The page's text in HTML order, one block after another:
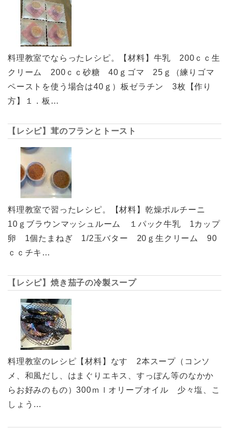
料理教室でならったレシピ。【材料】牛乳 200ｃｃ生
クリーム 200ｃｃ砂糖 40ｇゴマ 25ｇ（練りゴマ
ペーストを使う場合は40ｇ）板ゼラチン 3枚【作り
方】１．板…
【レシピ】茸のフランとトースト
料理教室で習ったレシピ。【材料】乾燥ポルチーニ
10ｇブラウンマッシュルーム １パック牛乳 1カップ
卵 1個たまねぎ 1/2玉バター 20ｇ生クリーム 90
ｃｃチキ…
【レシピ】焼き茄子の冷製スープ
料理教室のレシピ【材料】なす 2本スープ（コンソ
メ、和風だし、はまぐりエキス、すっぽん等のなかか
らお好みのもの）300ｍｌオリーブオイル 少々塩、こ
しょう…